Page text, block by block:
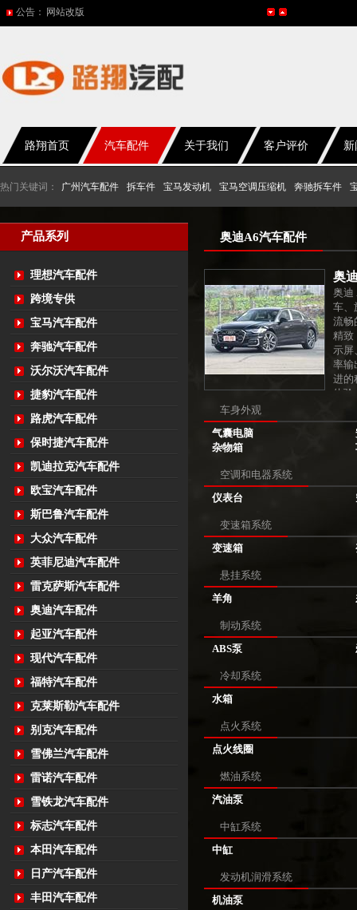
公告： 网站改版
2017年春节放假通知
2015年国庆节放假通知
路翔首页 汽车配件 关于我们 客户评价
热门关键词： 广州汽车配件 拆车件 宝马发动机 宝马空调压缩机 奔驰拆车件
产品系列
理想汽车配件
跨境专供
宝马汽车配件
奔驰汽车配件
沃尔沃汽车配件
捷豹汽车配件
路虎汽车配件
保时捷汽车配件
凯迪拉克汽车配件
欧宝汽车配件
斯巴鲁汽车配件
大众汽车配件
英菲尼迪汽车配件
雷克萨斯汽车配件
奥迪汽车配件
起亚汽车配件
现代汽车配件
福特汽车配件
克莱斯勒汽车配件
别克汽车配件
雪佛兰汽车配件
雷诺汽车配件
雪铁龙汽车配件
标志汽车配件
本田汽车配件
日产汽车配件
丰田汽车配件
奥迪A6汽车配件
奥
奥迪
车、
流畅
精致
示屏
率输
进的
体验
车身外观
气囊电脑
杂物箱
空调和电器系统
仪表台
变速箱系统
变速箱
悬挂系统
羊角
制动系统
ABS泵
冷却系统
水箱
点火系统
点火线圈
燃油系统
汽油泵
中缸系统
中缸
发动机润滑系统
机油泵